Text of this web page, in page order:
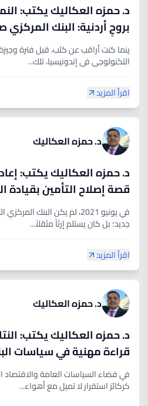
د. حمزه العكاليك يكتب:
بروحٍ أردنية: البنك
ومُمكّناً للمبتكرين
ينما كنت أراقب عن كثب، قبل فترة
التكنولوجي في إندونيسيا، تلك...
اقرأ المزيد
د. حمزه العكاليك
د. حمزه العكاليك يكتب:
قصة إصلاح التأمين بقيادة
في يونيو 2021، لم يكن البنك
جديد؛ بل كان يستلم إرثاً مثقلاً...
اقرأ المزيد
د. حمزه العكاليك
د. حمزه العكاليك يكتب:
قراءة مهنية في سياسات
في فضاء السياسات العامة والاقتصاد
كركائز استقرار لا تميل مع أهواء...